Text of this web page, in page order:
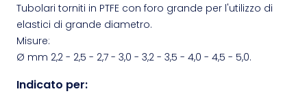
Tubolari torniti in PTFE con foro grande per l'utilizzo di
elastici di grande diametro.
Misure:
Ø mm 2,2 - 2,5 - 2,7 - 3,0 - 3,2 - 3,5 - 4,0 - 4,5 - 5,0.
Indicato per: